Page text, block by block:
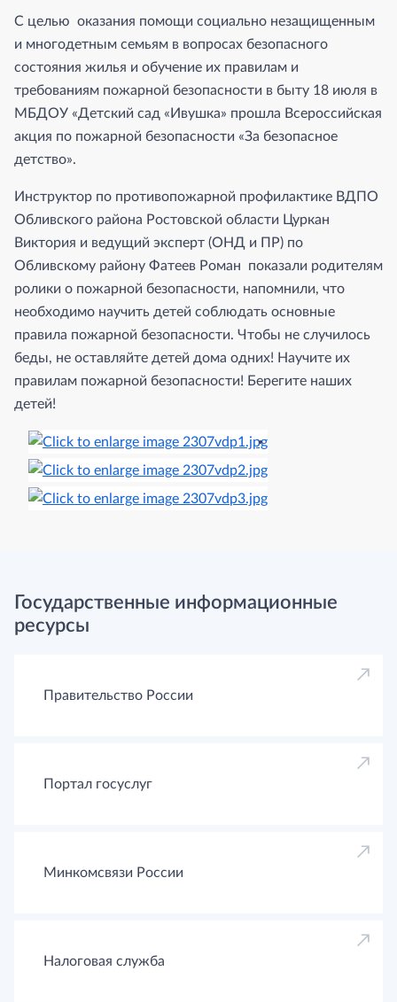
С целью оказания помощи социально незащищенным
и многодетным семьям в вопросах безопасного
состояния жилья и обучение их правилам и
требованиям пожарной безопасности в быту 18 июля в
МБДОУ «Детский сад «Ивушка» прошла Всероссийская
акция по пожарной безопасности «За безопасное
детство».
Инструктор по противопожарной профилактике ВДПО
Обливского района Ростовской области Цуркан
Виктория и ведущий эксперт (ОНД и ПР) по
Обливскому району Фатеев Роман показали родителям
ролики о пожарной безопасности, напомнили, что
необходимо научить детей соблюдать основные
правила пожарной безопасности. Чтобы не случилось
беды, не оставляйте детей дома одних! Научите их
правилам пожарной безопасности! Берегите наших
детей!
Государственные информационные
ресурсы
Правительство России
Портал госуслуг
Минкомсвязи России
Налоговая служба